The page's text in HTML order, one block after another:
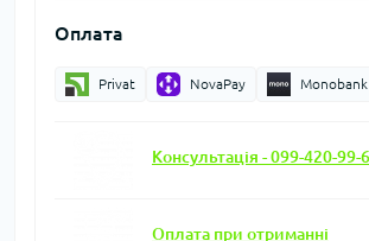
Оплата
Privat NovaPay Monobank
Консультація - 099-420-99-
Оплата при отриманні